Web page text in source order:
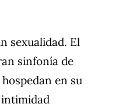
sexualidad. El
sinfonía de
en su